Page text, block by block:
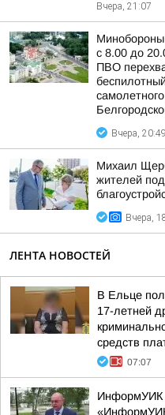
Вчера, 21:07
Минобороны
с 8.00 до
ПВО
Вчера, 20:49
Михаил
жителей
Вчера,
ЛЕНТА НОВОСТЕЙ
В Ельце
17-летней
средств
07:07
ИнформУИК